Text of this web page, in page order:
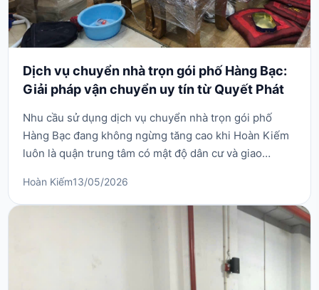
Dịch vụ chuyển nhà trọn gói phố Hàng Bạc:
Giải pháp vận chuyển uy tín từ Quyết Phát
Nhu cầu sử dụng dịch vụ chuyển nhà trọn gói phố
Hàng Bạc đang không ngừng tăng cao khi Hoàn Kiếm
luôn là quận trung tâm có mật độ dân cư và giao
tiếng với nghề đúc bạc truyền thống, nối liền từ phố
Hàng Đào đến phố Hàng Bè, sở hữu vô vàn các con
ngõ nhỏ, sâu và có kiến trúc nhà cổ đặc trưng. Việc tự
Hoàn Kiếm13/05/2026